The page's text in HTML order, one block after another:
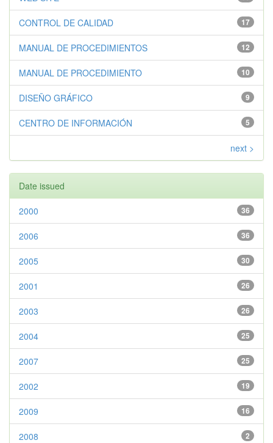
17
CONTROL DE CALIDAD
12
MANUAL DE PROCEDIMIENTOS
10
MANUAL DE PROCEDIMIENTO
9
DISEÑO GRÁFICO
5
CENTRO DE INFORMACIÓN
next >
Date issued
36
2000
36
2006
30
2005
26
2001
26
2003
25
2004
25
2007
19
2002
16
2009
2
2008